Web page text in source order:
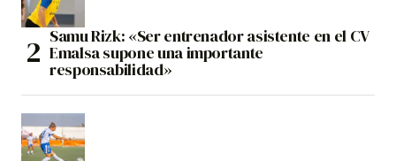
Samu Rizk: «Ser entrenador asistente en el CV
Emalsa supone una importante
responsabilidad»